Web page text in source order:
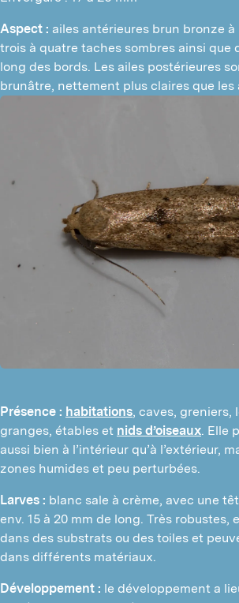
Aspect : ailes antérieures brun bronze
trois à quatre taches sombres ainsi que
long des bords. Les ailes postérieures
brunâtre, nettement plus claires que les
Présence : habitations, caves, greniers,
granges, étables et nids d’oiseaux. Elle
aussi bien à l’intérieur qu’à l’extérieur,
zones humides et peu perturbées.
Larves : blanc sale à crème, avec une
env. 15 à 20 mm de long. Très robustes,
dans des substrats ou des toiles et
dans différents matériaux.
Développement : le développement a